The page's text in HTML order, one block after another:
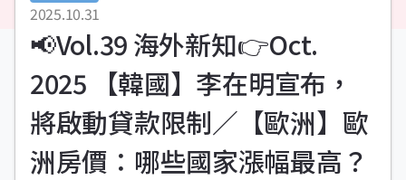
2025.10.31
📢Vol.39 海外新知👉Oct.
2025 【韓國】李在明宣布，
將啟動貸款限制／【歐洲】歐
洲房價：哪些國家漲幅最高？